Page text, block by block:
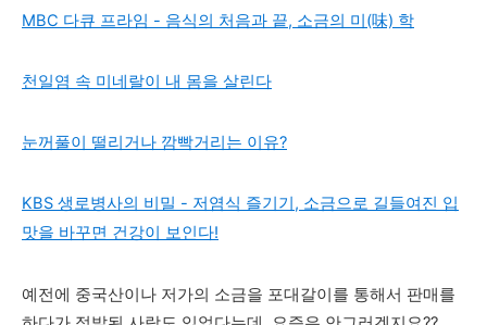
MBC 다큐 프라임 - 음식의 처음과 끝, 소금의 미(味) 학
천일염 속 미네랄이 내 몸을 살린다
눈꺼풀이 떨리거나 깜빡거리는 이유?
KBS 생로병사의 비밀 - 저염식 즐기기, 소금으로 길들여진 입
맛을 바꾸면 건강이 보인다!
예전에 중국산이나 저가의 소금을 포대갈이를 통해서 판매를